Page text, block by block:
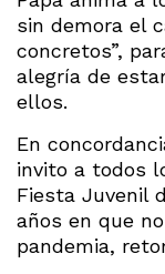
sin demora el
concretos”,
alegría de
ellos.
En
invito a todos
Fiesta Juvenil
años en que
pandemia,